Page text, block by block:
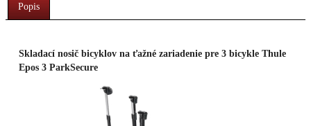
Popis
Skladací nosič bicyklov na ťažné zariadenie pre 3 bicykle Thule
Epos 3 ParkSecure